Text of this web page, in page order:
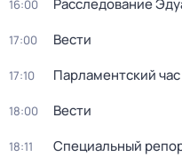
16:00 Расследование
17:00 Вести
17:10 Парламентский час
18:00 Вести
18:11 Специальный